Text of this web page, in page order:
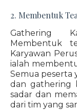
2. Membentuk
Gathering
Membentuk
Karyawan
ialah
Semua peserta
dan gathering
sadar dan
dari tim yang